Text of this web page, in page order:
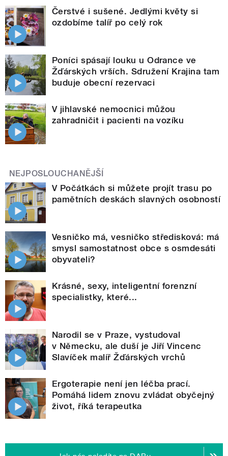
Čerstvé i sušené. Jedlými květy si
ozdobíme talíř po celý rok
Poníci spásají louku u Odrance ve
Žďárských vrších. Sdružení Krajina tam
buduje obecní rezervaci
V jihlavské nemocnici můžou
zahradničit i pacienti na vozíku
NEJPOSLOUCHANĚJŠÍ
V Počátkách si můžete projít trasu po
pamětních deskách slavných osobností
Vesničko má, vesničko středisková: má
smysl samostatnost obce s osmdesáti
obyvateli?
Krásné, sexy, inteligentní forenzní
specialistky, které...
Narodil se v Praze, vystudoval
v Německu, ale duší je Jiří Vincenc
Slavíček malíř Žďárských vrchů
Ergoterapie není jen léčba prací.
Pomáhá lidem znovu zvládat obyčejný
život, říká terapeutka